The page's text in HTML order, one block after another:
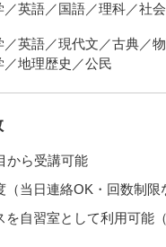
／英語／国語／理科／社会
／英語／現代文／古典／
／地理歴史／公民
から受講可能
当日連絡OK・回数制限
を自習室として利用可能